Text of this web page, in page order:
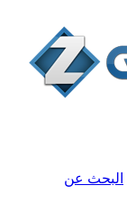
البحث عن